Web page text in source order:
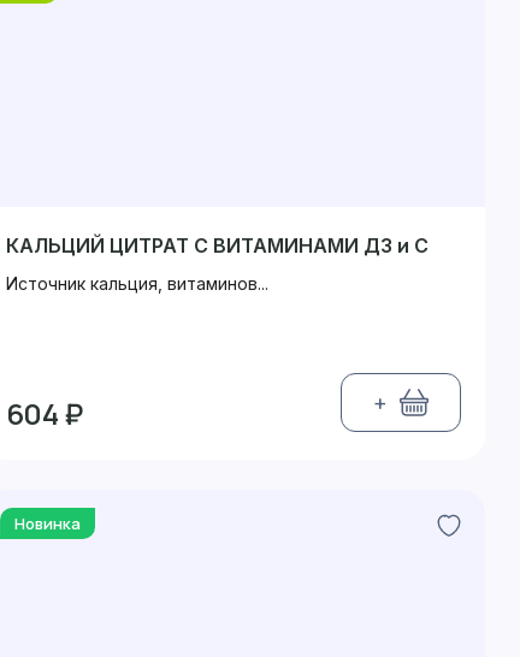
КАЛЬЦИЙ ЦИТРАТ С ВИТАМИНАМИ Д3 и С
Источник кальция, витаминов...
604 ₽ +
Новинка